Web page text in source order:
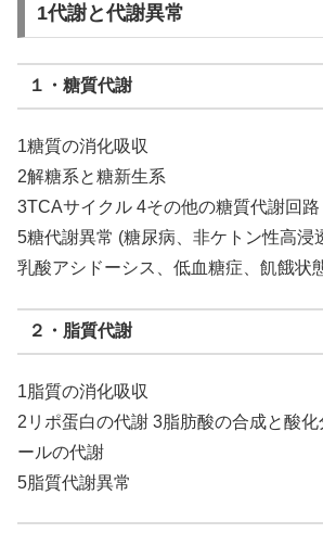
1代謝と代謝異常
１・糖質代謝
1糖質の消化吸収
2解糖系と糖新生系
3TCAサイクル 4その他の糖質代謝回路
5糖代謝異常 (糖尿病、非ケトン性高浸
乳酸アシドーシス、低血糖症、飢餓状
２・脂質代謝
1脂質の消化吸収
2リポ蛋白の代謝 3脂肪酸の合成と酸化
ールの代謝
5脂質代謝異常